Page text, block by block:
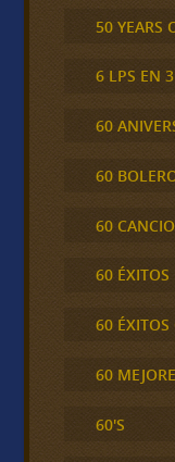
50 YEARS
6 LPS EN
60
60
60
60 ÉXITOS
60 ÉXITOS
60
60'S